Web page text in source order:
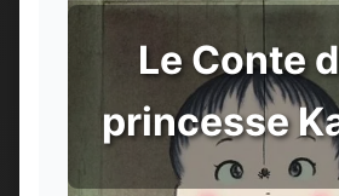
Le Conte
princesse